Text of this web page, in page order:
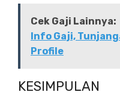
Cek Gaji Lainnya:
Info Gaji,
Profile
KESIMPULAN